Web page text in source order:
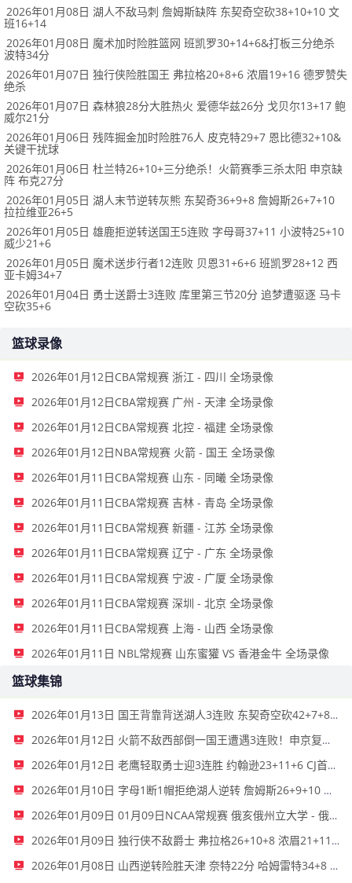
2026年01月08日 湖人不敌马刺 詹姆斯缺阵 东契奇空砍38+10+10 文
班16+14
2026年01月08日 魔术加时险胜篮网 班凯罗30+14+6&打板三分绝杀
波特34分
2026年01月07日 独行侠险胜国王 弗拉格20+8+6 浓眉19+16 德罗赞失
绝杀
2026年01月07日 森林狼28分大胜热火 爱德华兹26分 戈贝尔13+17 鲍
威尔21分
2026年01月06日 残阵掘金加时险胜76人 皮克特29+7 恩比德32+10&
关键干扰球
2026年01月06日 杜兰特26+10+三分绝杀！火箭赛季三杀太阳 申京缺
阵 布克27分
2026年01月05日 湖人末节逆转灰熊 东契奇36+9+8 詹姆斯26+7+10
拉拉维亚26+5
2026年01月05日 雄鹿拒逆转送国王5连败 字母哥37+11 小波特25+10
威少21+6
2026年01月05日 魔术送步行者12连败 贝恩31+6+6 班凯罗28+12 西
亚卡姆34+7
2026年01月04日 勇士送爵士3连败 库里第三节20分 追梦遭驱逐 马卡
空砍35+6
篮球录像
2026年01月12日CBA常规赛 浙江 - 四川 全场录像
2026年01月12日CBA常规赛 广州 - 天津 全场录像
2026年01月12日CBA常规赛 北控 - 福建 全场录像
2026年01月12日NBA常规赛 火箭 - 国王 全场录像
2026年01月11日CBA常规赛 山东 - 同曦 全场录像
2026年01月11日CBA常规赛 吉林 - 青岛 全场录像
2026年01月11日CBA常规赛 新疆 - 江苏 全场录像
2026年01月11日CBA常规赛 辽宁 - 广东 全场录像
2026年01月11日CBA常规赛 宁波 - 广厦 全场录像
2026年01月11日CBA常规赛 深圳 - 北京 全场录像
2026年01月11日CBA常规赛 上海 - 山西 全场录像
2026年01月11日 NBL常规赛 山东蜜獾 VS 香港金牛 全场录像
篮球集锦
2026年01月13日 国王背靠背送湖人3连败 东契奇空砍42+7+8+4断 威少22+5+7
2026年01月12日 火箭不敌西部倒一国王遭遇3连败！申京复出19+9 阿门31+13+6
2026年01月12日 老鹰轻取勇士迎3连胜 约翰逊23+11+6 CJ首秀12分 库里31+5
2026年01月10日 字母1断1帽拒绝湖人逆转 詹姆斯26+9+10 东契奇25中8&致命6犯
2026年01月09日 01月09日NCAA常规赛 俄亥俄州立大学 - 俄勒冈大学 集锦
2026年01月09日 独行侠不敌爵士 弗拉格26+10+8 浓眉21+11&伤退 马尔卡宁33+7
2026年01月08日 山西逆转险胜天津 奈特22分 哈姆雷特34+8 林庭谦12分